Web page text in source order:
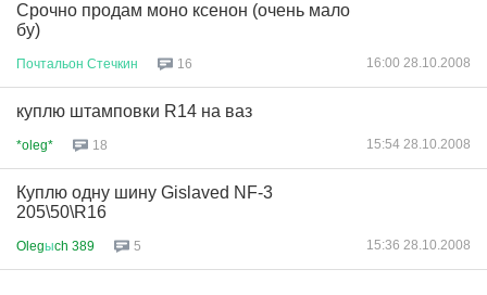
Срочно продам моно ксенон (очень мало
бу)
Почтальон Стечкин 16 16:00 28.10.2008
куплю штамповки R14 на ваз
*oleg* 18 15:54 28.10.2008
Куплю одну шину Gislaved NF-3
205\50\R16
Olegыch 389 5 15:36 28.10.2008